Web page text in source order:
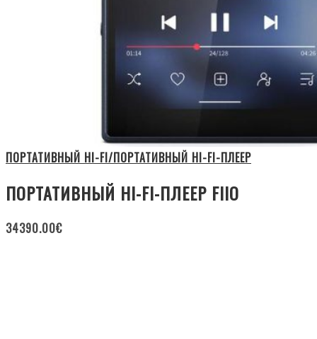
ПОРТАТИВНЫЙ HI-FI/ПОРТАТИВНЫЙ HI-FI-ПЛЕЕР
ПОРТАТИВНЫЙ HI-FI-ПЛЕЕР FIIO
34390.00€